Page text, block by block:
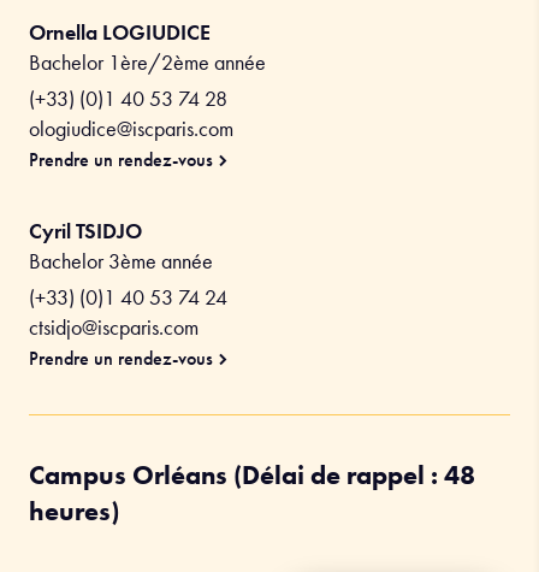
Ornella LOGIUDICE
Bachelor 1ère/2ème année
(+33) (0)1 40 53 74 28
ologiudice@iscparis.com
Prendre un rendez-vous
Cyril TSIDJO
Bachelor 3ème année
(+33) (0)1 40 53 74 24
ctsidjo@iscparis.com
Prendre un rendez-vous
Campus Orléans (Délai de rappel : 48
heures)